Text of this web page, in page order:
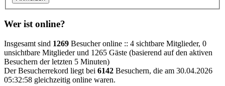
Wer ist online?
Insgesamt sind 1269 Besucher online :: 4 sichtbare Mitglieder, 0
unsichtbare Mitglieder und 1265 Gäste (basierend auf den aktiven
Besuchern der letzten 5 Minuten)
Der Besucherrekord liegt bei 6142 Besuchern, die am 30.04.2026
05:32:58 gleichzeitig online waren.